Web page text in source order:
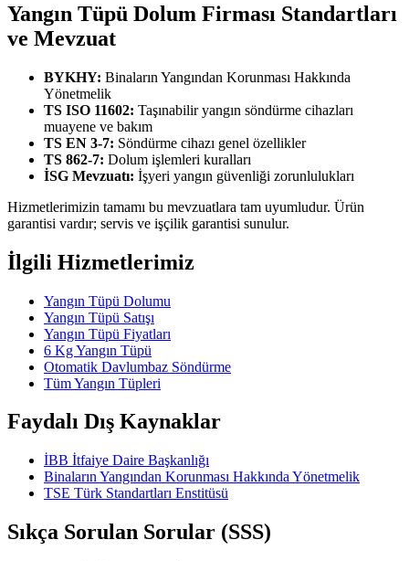
Yangın Tüpü Dolum Firması Standartları
ve Mevzuat
BYKHY: Binaların Yangından Korunması Hakkında
Yönetmelik
TS ISO 11602: Taşınabilir yangın söndürme cihazları
muayene ve bakım
TS EN 3-7: Söndürme cihazı genel özellikler
TS 862-7: Dolum işlemleri kuralları
İSG Mevzuatı: İşyeri yangın güvenliği zorunlulukları
Hizmetlerimizin tamamı bu mevzuatlara tam uyumludur. Ürün
garantisi vardır; servis ve işçilik garantisi sunulur.
İlgili Hizmetlerimiz
Yangın Tüpü Dolumu
Yangın Tüpü Satışı
Yangın Tüpü Fiyatları
6 Kg Yangın Tüpü
Otomatik Davlumbaz Söndürme
Tüm Yangın Tüpleri
Faydalı Dış Kaynaklar
İBB İtfaiye Daire Başkanlığı
Binaların Yangından Korunması Hakkında Yönetmelik
TSE Türk Standartları Enstitüsü
Sıkça Sorulan Sorular (SSS)